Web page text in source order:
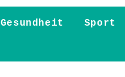
Gesundheit Sport